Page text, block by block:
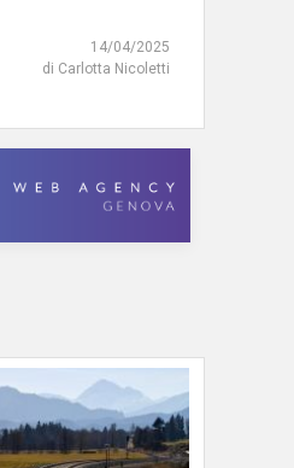
14/04/2025
di Carlotta Nicoletti